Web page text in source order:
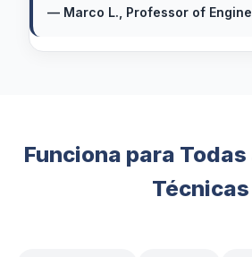
— Marco L., Professor of
Funciona para
Técnicas